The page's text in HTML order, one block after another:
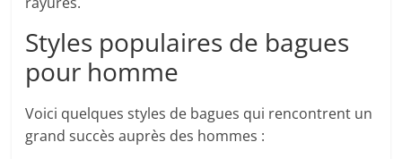
Styles populaires de bagues
pour homme
Voici quelques styles de bagues qui rencontrent un
grand succès auprès des hommes :